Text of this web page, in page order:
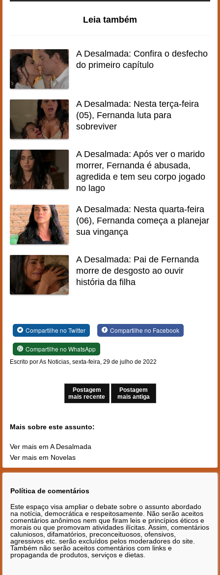
Leia também
A Desalmada: Confira o desfecho
do primeiro capítulo
A Desalmada: Nesta terça-feira
(05), Fernanda luta para
sobreviver
A Desalmada: Após ver o marido
morrer, Fernanda é abusada,
agredida e tem seu corpo jogado
no lago
A Desalmada: Nesta quarta-feira
(06), Fernanda começa a planejar
sua vingança
A Desalmada: Pai de Fernanda
morre de desgosto ao ouvir
história da filha
Compartilhe no Twitter Compartilhe no Facebook
Compartilhe no WhatsApp
Escrito por As Noticias, sexta-feira, 29 de julho de 2022
Postagem
mais recente
Postagem
mais antiga
Mais sobre este assunto:
Ver mais em A Desalmada
Ver mais em Novelas
Política de comentários
Este espaço visa ampliar o debate sobre o assunto abordado
na notícia, democrática e respeitosamente. Não serão aceitos
comentários anônimos nem que firam leis e princípios éticos e
morais ou que promovam atividades ilícitas. Assim, comentários
caluniosos, difamatórios, preconceituosos, ofensivos,
agressivos etc. serão excluídos pelos moderadores do site.
Também não serão aceitos comentários com links e
propaganda de produtos, serviços e dietas.